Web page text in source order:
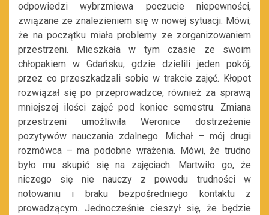
odpowiedzi wybrzmiewa poczucie niepewności,
związane ze znalezieniem się w nowej sytuacji. Mówi,
że na początku miała problemy ze zorganizowaniem
przestrzeni. Mieszkała w tym czasie ze swoim
chłopakiem w Gdańsku, gdzie dzielili jeden pokój,
przez co przeszkadzali sobie w trakcie zajęć. Kłopot
rozwiązał się po przeprowadzce, również za sprawą
mniejszej ilości zajęć pod koniec semestru. Zmiana
przestrzeni umożliwiła Weronice dostrzeżenie
pozytywów nauczania zdalnego. Michał – mój drugi
rozmówca – ma podobne wrażenia. Mówi, że trudno
było mu skupić się na zajęciach. Martwiło go, że
niczego się nie nauczy z powodu trudności w
notowaniu i braku bezpośredniego kontaktu z
prowadzącym. Jednocześnie cieszył się, że będzie